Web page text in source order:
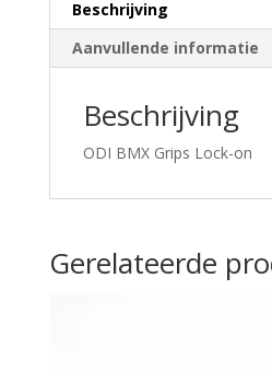
Beschrijving
Aanvullende informatie
Beschrijving
ODI BMX Grips Lock-on
Gerelateerde